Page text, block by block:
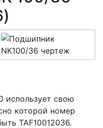
использует свою
которой номер
TAF10012036.